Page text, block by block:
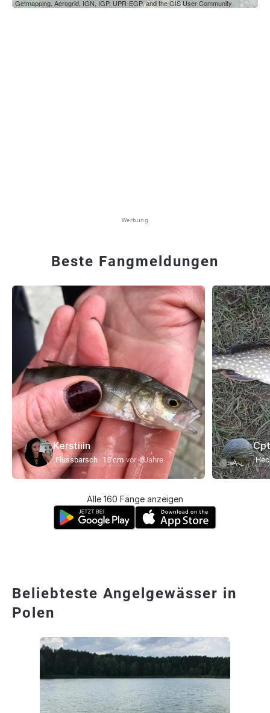
Getmapping, Aerogrid, IGN, IGP, UPR-EGP, and the GIS User Community
Werbung
Beste Fangmeldungen
Kerstiiin
Flussbarsch 15 cm vor 4 Jahre
Alle 160 Fänge anzeigen
Beliebteste Angelgewässer in
Polen